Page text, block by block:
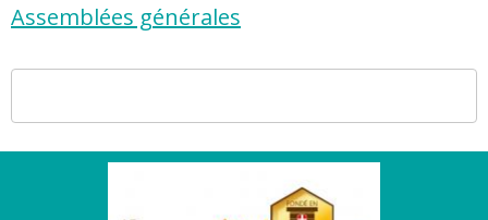
Assemblées générales